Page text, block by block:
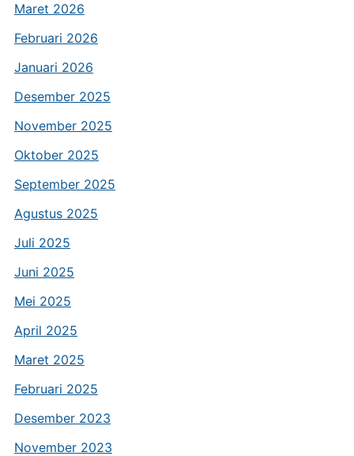
Maret 2026
Februari 2026
Januari 2026
Desember 2025
November 2025
Oktober 2025
September 2025
Agustus 2025
Juli 2025
Juni 2025
Mei 2025
April 2025
Maret 2025
Februari 2025
Desember 2023
November 2023